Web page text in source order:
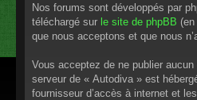
Nos forums sont développés par
téléchargé sur le site de phpBB
que nous acceptons et que nous
Vous acceptez de ne publier
serveur de « Autodiva » est
fournisseur d’accès à internet et